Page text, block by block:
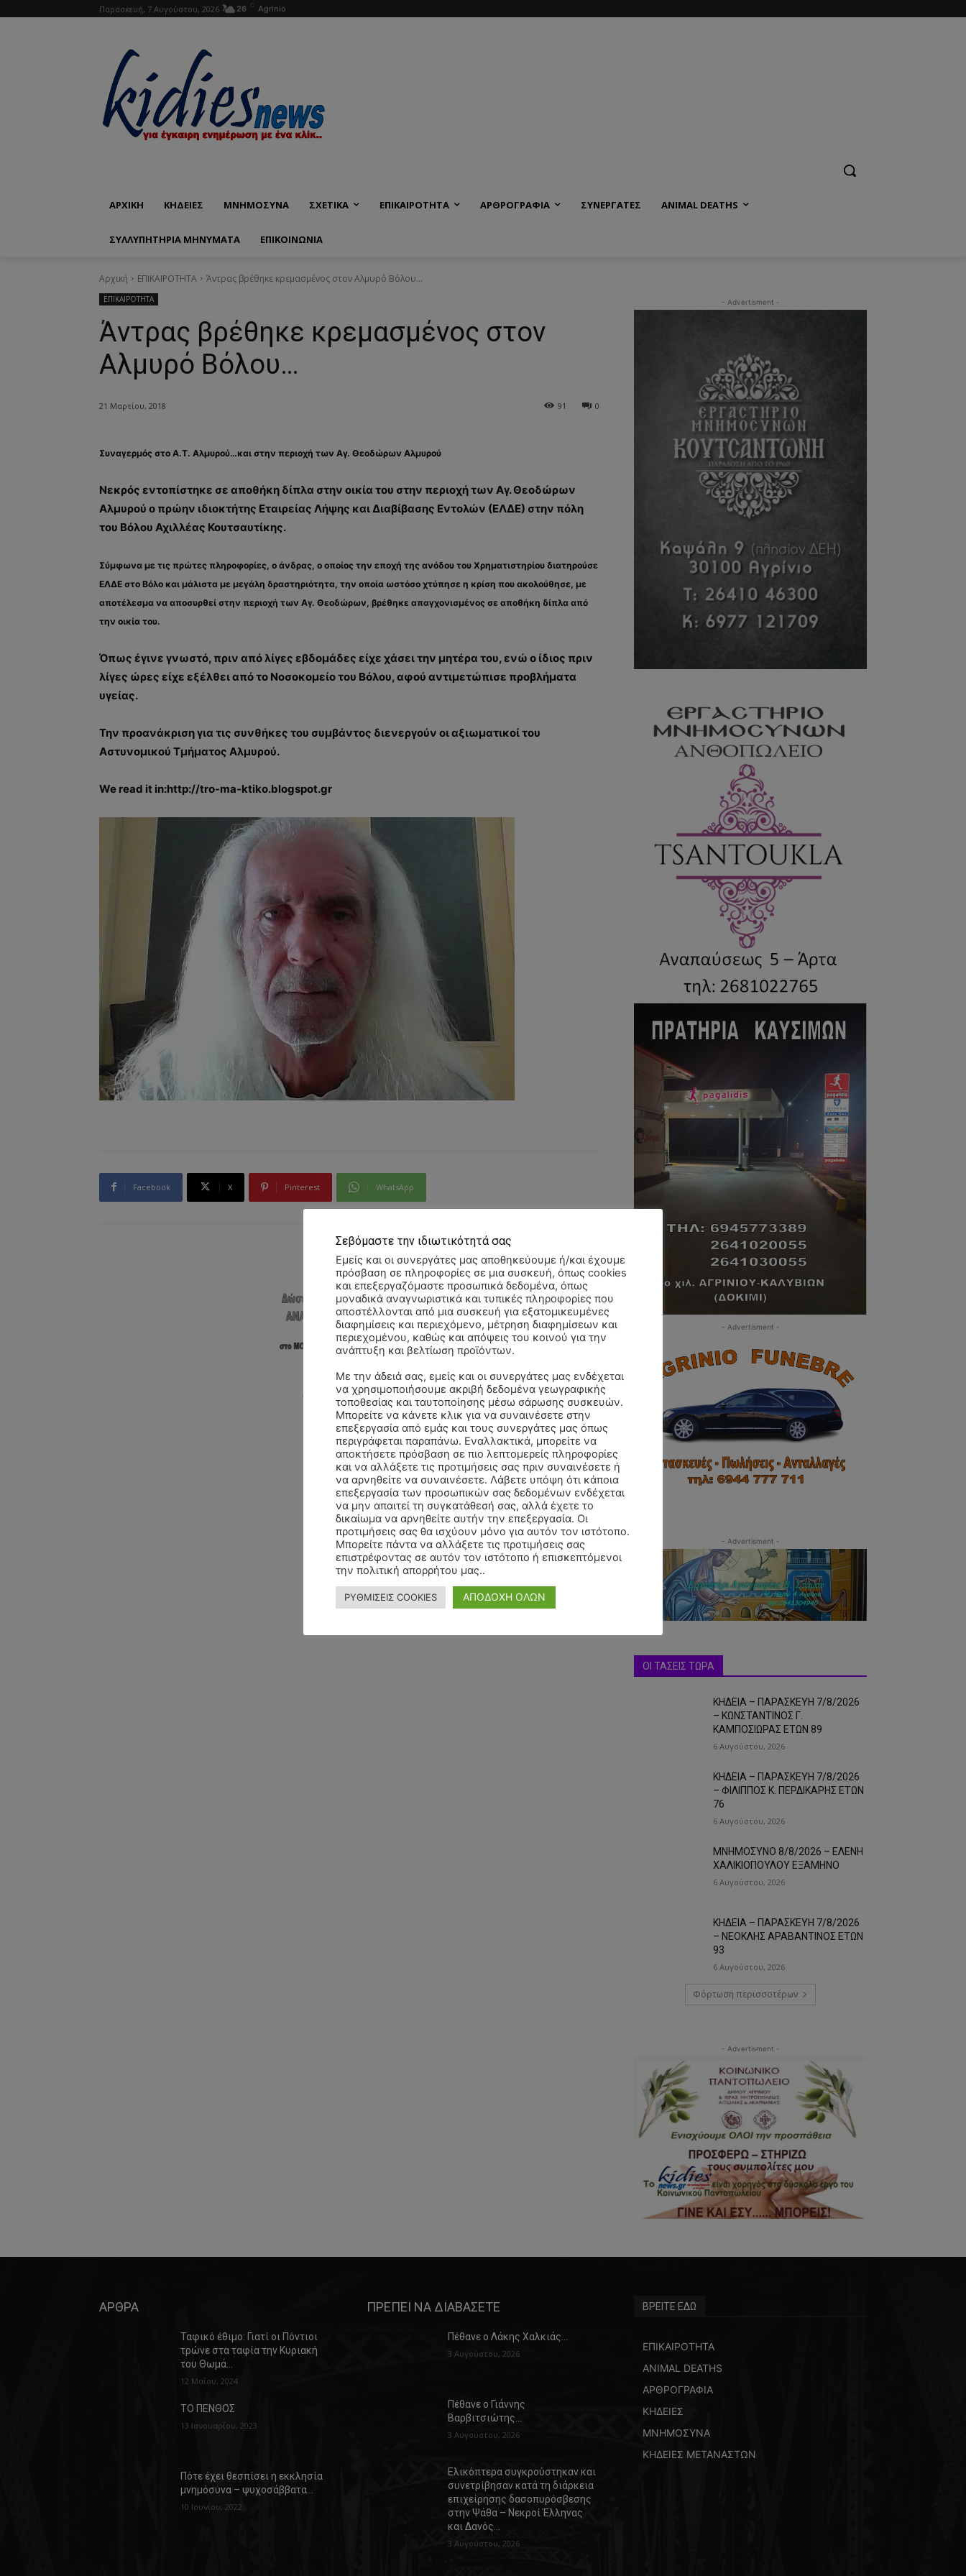
Παρασκευή, 7 Αυγούστου, 2026 26 C Agrinio
ΑΡΧΙΚΗ ΚΗΔΕΙΕΣ ΜΝΗΜΟΣΥΝΑ ΣΧΕΤΙΚΑ ΕΠΙΚΑΙΡΟΤΗΤΑ ΑΡΘΡΟΓΡΑΦΙΑ ΣΥΝΕΡΓΑΤΕΣ ANIMAL DEATHS
ΣΥΛΛΥΠΗΤΗΡΙΑ ΜΗΝΥΜΑΤΑ ΕΠΙΚΟΙΝΩΝΊΑ
Αρχική ΕΠΙΚΑΙΡΟΤΗΤΑ Άντρας βρέθηκε κρεμασμένος στον Αλμυρό Βόλου...
ΕΠΙΚΑΙΡΟΤΗΤΑ
Άντρας βρέθηκε κρεμασμένος στον
Αλμυρό Βόλου…
21 Μαρτίου, 2018 0
91
Συναγερμός στο Α.Τ. Αλμυρού…και στην περιοχή των Αγ. Θεοδώρων Αλμυρού
Νεκρός εντοπίστηκε σε αποθήκη δίπλα στην οικία του στην περιοχή των Αγ. Θεοδώρων
Αλμυρού ο πρώην ιδιοκτήτης Εταιρείας Λήψης και Διαβίβασης Εντολών (ΕΛΔΕ) στην πόλη
του Βόλου Αχιλλέας Κουτσαυτίκης.
Σύμφωνα με τις πρώτες πληροφορίες, ο άνδρας, ο οποίος την εποχή της ανόδου του Χρηματιστηρίου διατηρούσε
ΕΛΔΕ στο Βόλο και μάλιστα με μεγάλη δραστηριότητα, την οποία ωστόσο χτύπησε η κρίση που ακολούθησε, με
αποτέλεσμα να αποσυρθεί στην περιοχή των Αγ. Θεοδώρων, βρέθηκε απαγχονισμένος σε αποθήκη δίπλα από
την οικία του.
Όπως έγινε γνωστό, πριν από λίγες εβδομάδες είχε χάσει την μητέρα του, ενώ ο ίδιος πριν
λίγες ώρες είχε εξέλθει από το Νοσοκομείο του Βόλου, αφού αντιμετώπισε προβλήματα
υγείας.
Την προανάκριση για τις συνθήκες του συμβάντος διενεργούν οι αξιωματικοί του
Αστυνομικού Τμήματος Αλμυρού.
We read it in:http://tro-ma-ktiko.blogspot.gr
Facebook X Pinterest WhatsApp
- Advertisment -
- Advertisment -
- Advertisment -
ΟΙ ΤΑΣΕΙΣ ΤΩΡΑ
ΚΗΔΕΙΑ – ΠΑΡΑΣΚΕΥΗ 7/8/2026
– ΚΩΝΣΤΑΝΤΙΝΟΣ Γ.
ΚΑΜΠΟΣΙΩΡΑΣ ΕΤΩΝ 89
6 Αυγούστου, 2026
ΚΗΔΕΙΑ – ΠΑΡΑΣΚΕΥΗ 7/8/2026
– ΦΙΛΙΠΠΟΣ Κ. ΠΕΡΔΙΚΑΡΗΣ ΕΤΩΝ
76
6 Αυγούστου, 2026
ΜΝΗΜΟΣΥΝΟ 8/8/2026 – ΕΛΕΝΗ
ΧΑΛΙΚΙΟΠΟΥΛΟΥ ΕΞΑΜΗΝΟ
6 Αυγούστου, 2026
ΚΗΔΕΙΑ – ΠΑΡΑΣΚΕΥΗ 7/8/2026
– ΝΕΟΚΛΗΣ ΑΡΑΒΑΝΤΙΝΟΣ ΕΤΩΝ
93
6 Αυγούστου, 2026
Φόρτωση περισσοτέρων
- Advertisment -
ΑΡΘΡΑ
Ταφικό έθιμο: Γιατί οι Πόντιοι
τρώνε στα ταφία την Κυριακή
του Θωμά…
12 Μαΐου, 2024
ΤΟ ΠΕΝΘΟΣ
13 Ιανουαρίου, 2023
Πότε έχει θεσπίσει η εκκλησία
μνημόσυνα – ψυχοσάββατα…
10 Ιουνίου, 2022
ΠΡΕΠΕΙ ΝΑ ΔΙΑΒΑΣΕΤΕ
Πέθανε ο Λάκης Χαλκιάς…
3 Αυγούστου, 2026
Πέθανε ο Γιάννης
Βαρβιτσιώτης…
3 Αυγούστου, 2026
Ελικόπτερα συγκρούστηκαν και
συνετρίβησαν κατά τη διάρκεια
επιχείρησης δασοπυρόσβεσης
στην Ψάθα – Νεκροί Έλληνας
και Δανός…
3 Αυγούστου, 2026
ΒΡΕΙΤΕ ΕΔΩ
ΕΠΙΚΑΙΡΟΤΗΤΑ
ANIMAL DEATHS
ΑΡΘΡΟΓΡΑΦΙΑ
ΚΗΔΕΙΕΣ
ΜΝΗΜΟΣΥΝΑ
ΚΗΔΕΙΕΣ ΜΕΤΑΝΑΣΤΩΝ
Σεβόμαστε την ιδιωτικότητά σας
Εμείς και οι συνεργάτες μας αποθηκεύουμε ή/και έχουμε
πρόσβαση σε πληροφορίες σε μια συσκευή, όπως cookies
και επεξεργαζόμαστε προσωπικά δεδομένα, όπως
μοναδικά αναγνωριστικά και τυπικές πληροφορίες που
αποστέλλονται από μια συσκευή για εξατομικευμένες
διαφημίσεις και περιεχόμενο, μέτρηση διαφημίσεων και
περιεχομένου, καθώς και απόψεις του κοινού για την
ανάπτυξη και βελτίωση προϊόντων.
Με την άδειά σας, εμείς και οι συνεργάτες μας ενδέχεται
να χρησιμοποιήσουμε ακριβή δεδομένα γεωγραφικής
τοποθεσίας και ταυτοποίησης μέσω σάρωσης συσκευών.
Μπορείτε να κάνετε κλικ για να συναινέσετε στην
επεξεργασία από εμάς και τους συνεργάτες μας όπως
περιγράφεται παραπάνω. Εναλλακτικά, μπορείτε να
αποκτήσετε πρόσβαση σε πιο λεπτομερείς πληροφορίες
και να αλλάξετε τις προτιμήσεις σας πριν συναινέσετε ή
να αρνηθείτε να συναινέσετε. Λάβετε υπόψη ότι κάποια
επεξεργασία των προσωπικών σας δεδομένων ενδέχεται
να μην απαιτεί τη συγκατάθεσή σας, αλλά έχετε το
δικαίωμα να αρνηθείτε αυτήν την επεξεργασία. Οι
προτιμήσεις σας θα ισχύουν μόνο για αυτόν τον ιστότοπο.
Μπορείτε πάντα να αλλάξετε τις προτιμήσεις σας
επιστρέφοντας σε αυτόν τον ιστότοπο ή επισκεπτόμενοι
την πολιτική απορρήτου μας..
ΡΥΘΜΙΣΕΙΣ COOKIES ΑΠΟΔΟΧΗ ΟΛΩΝ